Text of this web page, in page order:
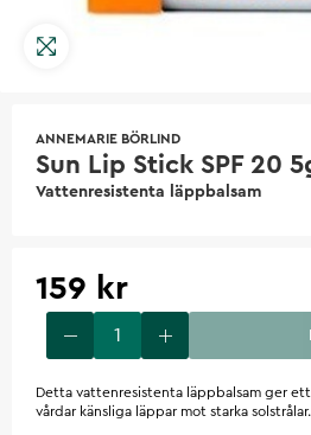
ANNEMARIE BÖRLIND
Sun Lip Stick SPF 20
Vattenresistenta läppbalsam
159 kr
Detta vattenresistenta läppbalsam ger
vårdar känsliga läppar mot starka solstrålar.